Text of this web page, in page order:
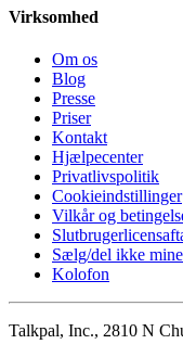
Virksomhed
Om os
Blog
Presse
Priser
Kontakt
Hjælpecenter
Privatlivspolitik
Cookieindstillinger
Vilkår og
Sælg/del ikke
Kolofon
Talkpal, Inc., 2810 N